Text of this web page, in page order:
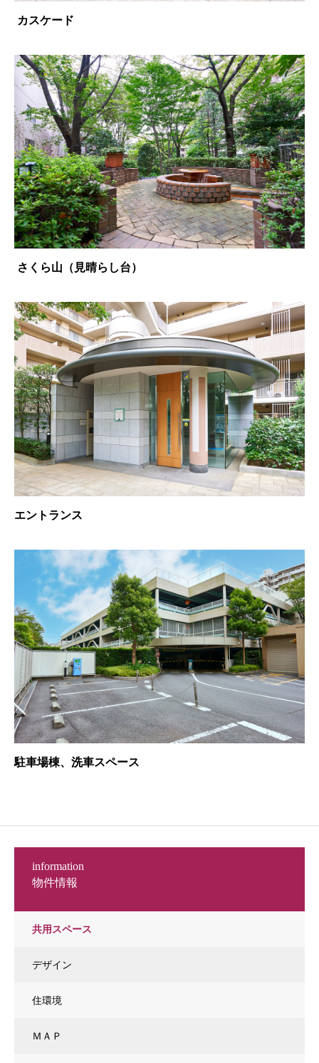
カスケード
さくら山（見晴らし台）
エントランス
駐車場棟、洗車スペース
物件情報
information
共用スペース
デザイン
住環境
ＭＡＰ